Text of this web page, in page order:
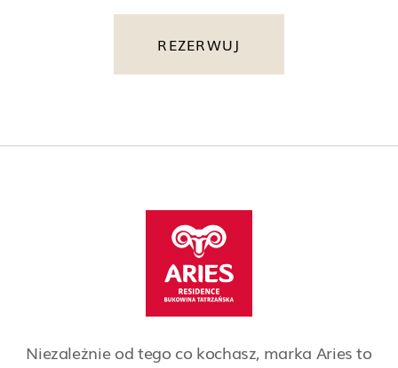
REZERWUJ
Niezależnie od tego co kochasz, marka Aries to